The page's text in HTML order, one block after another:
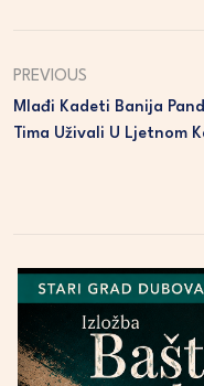
PREVIOUS
Mlađi Kadeti Banija
Tima Uživali U Ljetnom